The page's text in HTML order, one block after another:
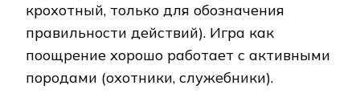
крохотный, только для обозначения
правильности действий). Игра как
поощрение хорошо работает с активными
породами (охотники, служебники).